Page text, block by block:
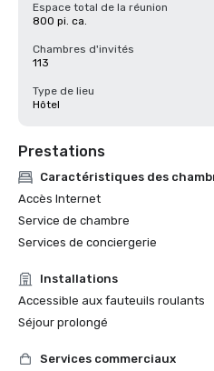
Espace total de la réunion
800 pi. ca.
Chambres d'invités
113
Type de lieu
Hôtel
Prestations
Caractéristiques des
Accès Internet
Service de chambre
Services de conciergerie
Installations
Accessible aux fauteuils roulants
Séjour prolongé
Services commerciaux